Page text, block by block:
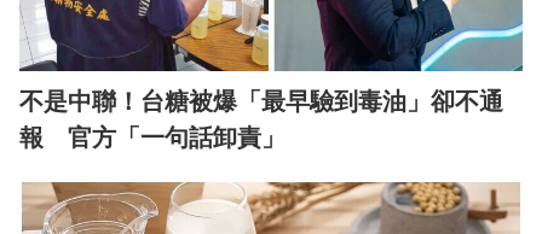
不是中聯！台糖被爆「最早驗到毒油」卻不通
報 官方「一句話卸責」